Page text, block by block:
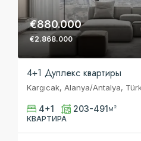
€880.000
€2.868.000
4+1 Дуплекс квартиры
Kargıcak, Alanya/Antalya,
4+1 203-491м²
КВАРТИРА